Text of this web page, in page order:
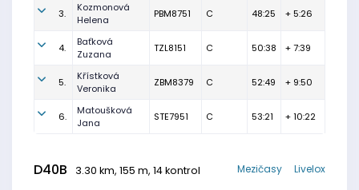
3.
Kozmonová
Helena
PBM8751 C 48:25 + 5:26
4.
Baťková
Zuzana
TZL8151 C 50:38 + 7:39
5.
Křístková
Veronika
ZBM8379 C 52:49 + 9:50
6.
Matoušková
Jana
STE7951 C 53:21 + 10:22
D40B 3.30 km, 155 m, 14 kontrol Livelox
Mezičasy